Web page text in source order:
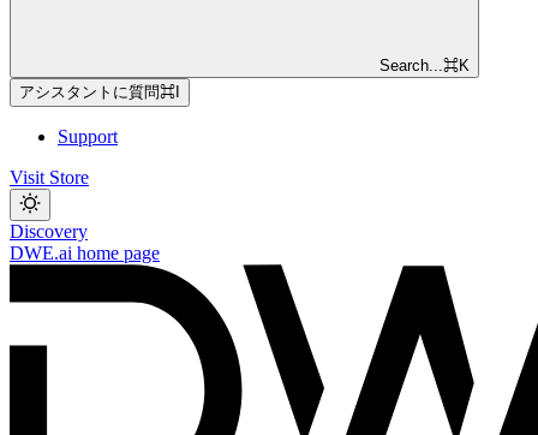
Search...⌘K
アシスタントに質問⌘
Support
Visit Store
Discovery
DWE.ai home page